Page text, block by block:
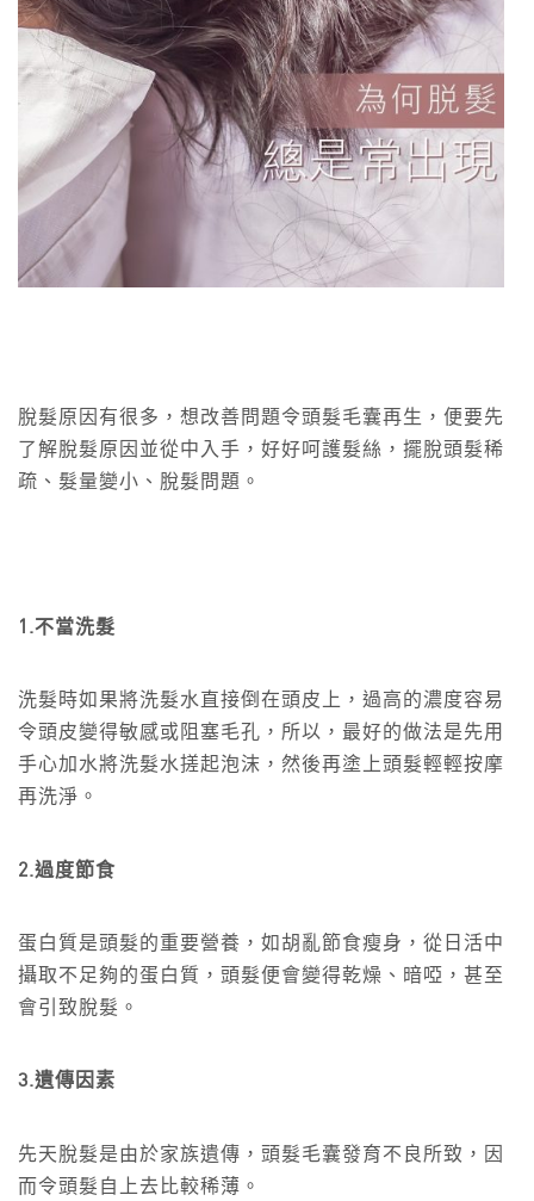
脫髮原因有很多，想改善問題令頭髮毛囊再生，便要先
了解脫髮原因並從中入手，好好呵護髮絲，擺脫頭髮稀
疏、髮量變小、脫髮問題。
1.不當洗髮
洗髮時如果將洗髮水直接倒在頭皮上，過高的濃度容易
令頭皮變得敏感或阻塞毛孔，所以，最好的做法是先用
手心加水將洗髮水搓起泡沫，然後再塗上頭髮輕輕按摩
再洗淨。
2.過度節食
蛋白質是頭髮的重要營養，如胡亂節食瘦身，從日活中
攝取不足夠的蛋白質，頭髮便會變得乾燥、暗啞，甚至
會引致脫髮。
3.遺傳因素
先天脫髮是由於家族遺傳，頭髮毛囊發育不良所致，因
而令頭髮自上去比較稀薄。